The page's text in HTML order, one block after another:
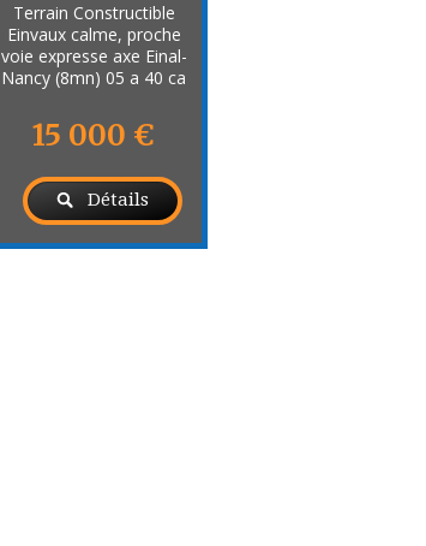
Terrain Constructible
Einvaux calme, proche
voie expresse axe Einal-
Nancy (8mn) 05 a 40 ca
15 000 €
Détails